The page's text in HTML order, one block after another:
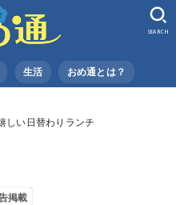
生活 おめ通とは？
SEARCH
しい日替わりランチ
掲載